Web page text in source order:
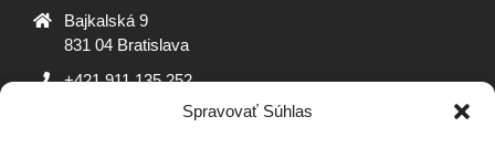
Spravovať Súhlas
Bajkalská 9
831 04 Bratislava
+421 911 135 252